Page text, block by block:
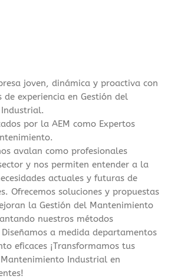
joven, dinámica y proactiva con
de experiencia en Gestión del
por la AEM como Expertos
avalan como profesionales
y nos permiten entender a la
actuales y futuras de
Ofrecemos soluciones y propuestas
la Gestión del Mantenimiento
nuestros métodos
a medida departamentos
eficaces ¡Transformamos tus
Mantenimiento Industrial en